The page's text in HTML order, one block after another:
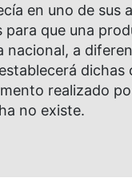
en uno de sus
para que una
nacional, a
dichas
realizado
no existe.